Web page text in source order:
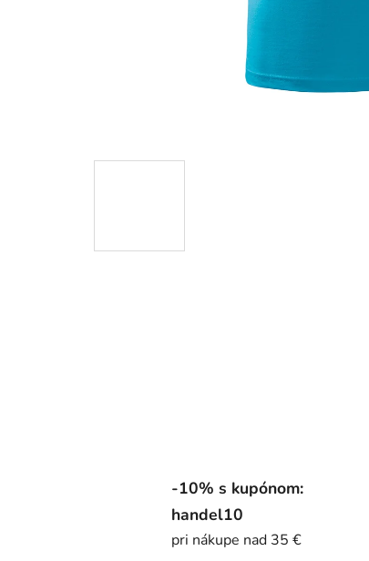
-10% s kupónom:
handel10
pri nákupe nad 35 €